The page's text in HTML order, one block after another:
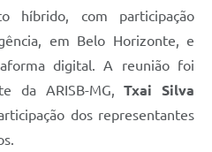
híbrido, com participação
em Belo Horizonte, e
digital. A reunião foi
da ARISB-MG,Txai Silva
dos representantes